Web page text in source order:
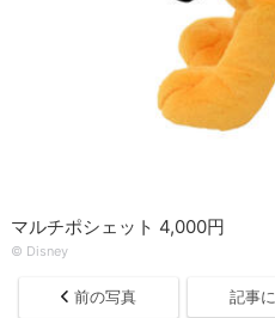
マルチポシェット 4,000円
© Disney
前の写真 記事